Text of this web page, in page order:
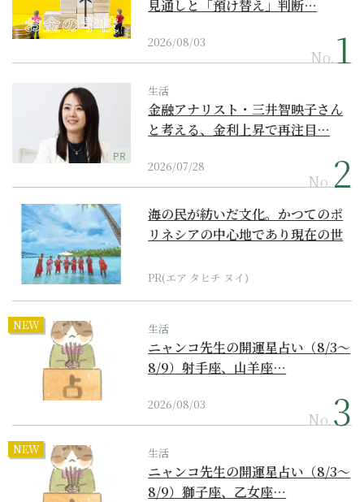
見通しと「預け替え」判断…
2026/08/03
No.
PR
生活
金融アナリスト・三井智映子さん
と考える、金利上昇で再注目…
2026/07/28
No.
海の民が紡いだ文化。かつてのポ
リネシアの中心地であり現在の世
PR(エア タヒチ ヌイ)
NEW 生活
ニャンコ先生の開運星占い（8/3～
8/9）射手座、山羊座…
2026/08/03
No.
NEW 生活
ニャンコ先生の開運星占い（8/3～
8/9）獅子座、乙女座…